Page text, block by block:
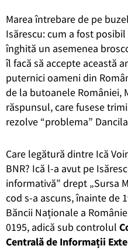
Marea întrebare de pe
Isărescu: cum a fost
înghită un asemenea
îl facă să accepte această
puternici oameni din
de la butoanele României,
răspunsul, care fusese
rezolve “problema”
Care legătură dintre Ică
BNR? Ică l-a avut pe
informativă” drept „Sursa
cod s-a ascuns, înainte de
Băncii Naționale a
0195, adică sub controlul
Centrală de Informații